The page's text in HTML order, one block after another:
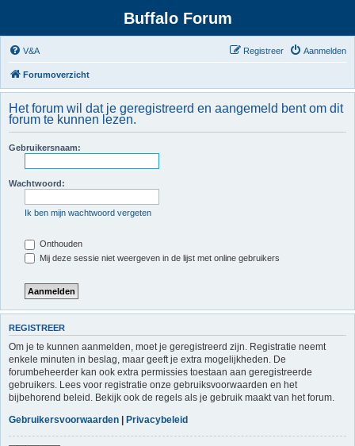
Buffalo Forum
V&A Aanmelden
Registreer
Forumoverzicht
Het forum wil dat je geregistreerd en aangemeld bent om dit
forum te kunnen lezen.
Gebruikersnaam:
Wachtwoord:
Ik ben mijn wachtwoord vergeten
Onthouden
Mij deze sessie niet weergeven in de lijst met online gebruikers
REGISTREER
Om je te kunnen aanmelden, moet je geregistreerd zijn. Registratie neemt
enkele minuten in beslag, maar geeft je extra mogelijkheden. De
forumbeheerder kan ook extra permissies toestaan aan geregistreerde
gebruikers. Lees voor registratie onze gebruiksvoorwaarden en het
bijbehorend beleid. Bekijk ook de regels als je gebruik maakt van het forum.
Gebruikersvoorwaarden | Privacybeleid